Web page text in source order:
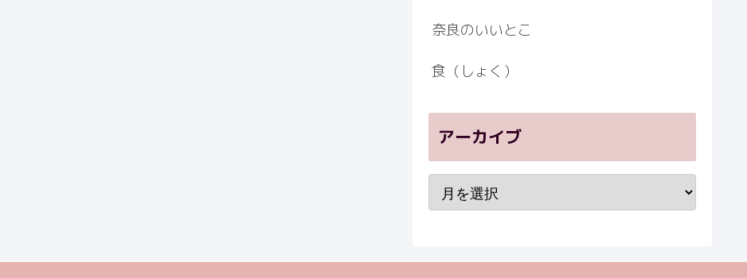
奈良のいいとこ
食（しょく）
アーカイブ